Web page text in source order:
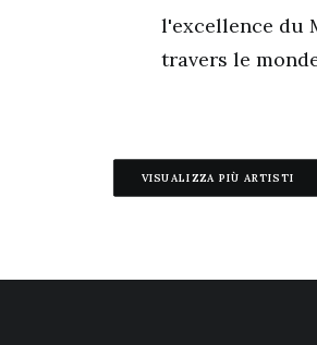
l'excellence du
travers le
VISUALIZZA PIÙ ARTISTI